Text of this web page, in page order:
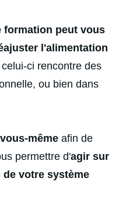
formation peut vous
l'alimentation
ci rencontre des
ou bien dans
même afin de
permettre d'agir sur
votre système